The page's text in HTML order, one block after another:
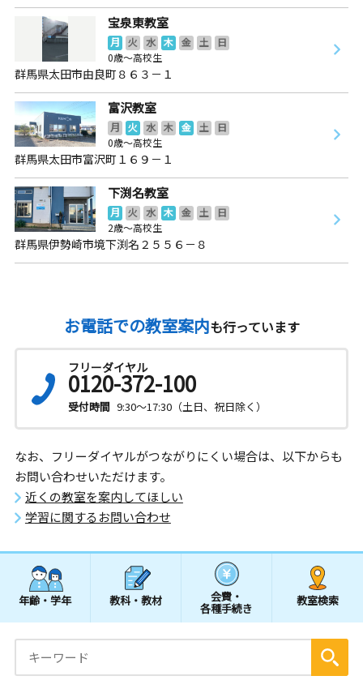
宝泉東教室
月 火 水 木 金 土
日
0歳～高校生
群馬県太田市由良町８６３－１
富沢教室
月 火 水 木 金 土
日
0歳～高校生
群馬県太田市富沢町１６９－１
下渕名教室
月 火 水 木 金 土
日
2歳～高校生
群馬県伊勢崎市境下渕名２５５６－８
お電話での教室案内も行っています
フリーダイヤル
0120-372-100
受付時間 9:30～17:30（土日、祝日除く）
なお、フリーダイヤルがつながりにくい場合は、以下からも
お問い合わせいただけます。
近くの教室を案内してほしい
学習に関するお問い合わせ
年齢・学年 教科・教材 会費・
各種手続き
教室検索